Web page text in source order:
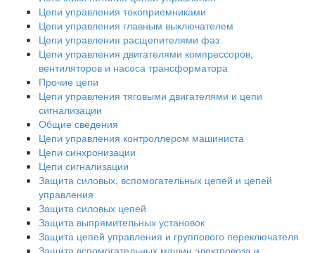
Цепи управления токоприемниками
Цепи управления главным выключателем
Цепи управления расщепителями фаз
Цепи управления двигателями компрессоров,
вентиляторов и насоса трансформатора
Прочие цепи
Цепи управления тяговыми двигателями и цепи
сигнализации
Общие сведения
Цепи управления контроллером машиниста
Цепи синхронизации
Цепи сигнализации
Защита силовых, вспомогательных цепей и цепей
управления
Защита силовых цепей
Защита выпрямительных установок
Защита цепей управления и группового переключателя
Защита вспомогательных машин электровоза и